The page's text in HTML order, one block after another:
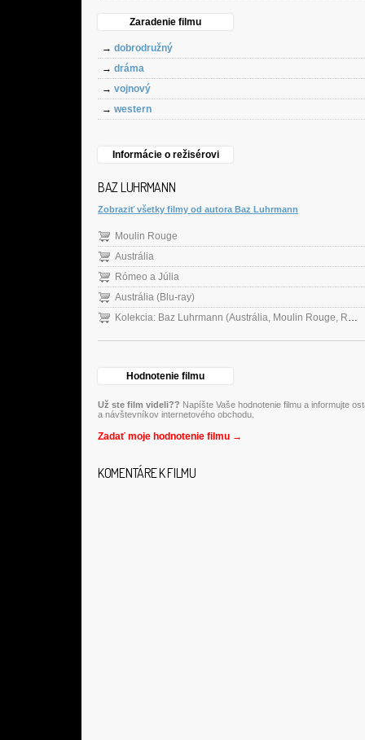
Zaradenie filmu
→ dobrodružný
→ dráma
→ vojnový
→ western
Informácie o režisérovi
BAZ LUHRMANN
Zobraziť všetky filmy od autora Baz Luhrmann
Moulin Rouge
Austrália
Rómeo a Júlia
Austrália (Blu-ray)
Kolekcia: Baz Luhrmann (Austrália, Moulin Rouge, Rómeo a Júlia) - 3 DVD + CD
Hodnotenie filmu
Už ste film videli?? Napíšte Vaše hodnotenie filmu a informujte
a návštevníkov internetového obchodu.
Zadať moje hodnotenie filmu →
KOMENTÁRE K FILMU